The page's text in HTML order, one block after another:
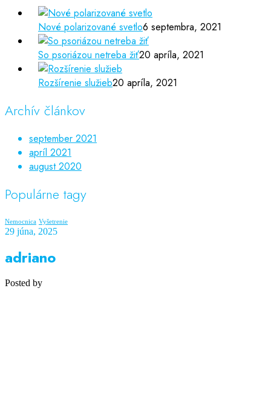
Nové polarizované svetlo6 septembra, 2021
So psoriázou netreba žiť20 apríla, 2021
Rozšírenie služieb20 apríla, 2021
Archív článkov
september 2021
apríl 2021
august 2020
Populárne tagy
Nemocnica Vyšetrenie
29 júna, 2025
adriano
Posted by